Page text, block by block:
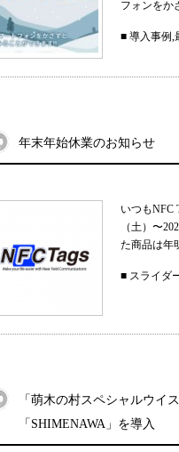
フォンをか
■ 導入事例,
年末年始休業のお知らせ
いつも
（土）〜
た商品は年
■ スライダ
「萌木の村スペシャルウイ
「SHIMENAWA」を導入